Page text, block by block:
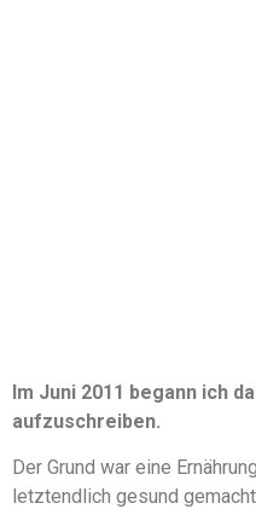
Im Juni 2011 begann ich
aufzuschreiben.
Der Grund war eine
letztendlich gesund